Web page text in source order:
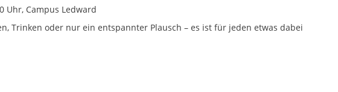
Uhr, Campus Ledward
Trinken oder nur ein entspannter Plausch – es ist für jeden etwas dabei